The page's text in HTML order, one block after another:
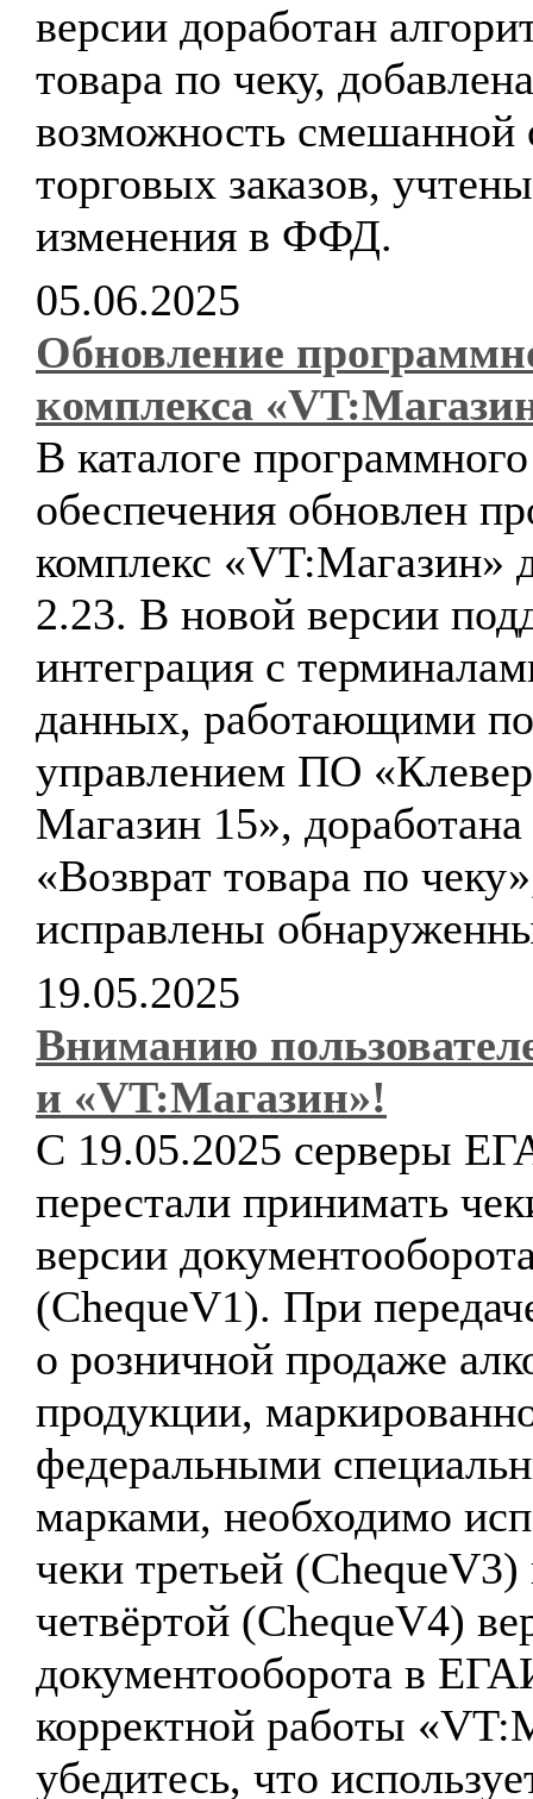
версии доработан
товара по чеку, добавлена
возможность смешанной
торговых заказов,
изменения в ФФД.
05.06.2025
Обновление
комплекса
В каталоге программного
обеспечения обновлен
комплекс «VT:Магазин»
2.23. В новой версии
интеграция с
данных, работающими
управлением ПО
Магазин 15»,
«Возврат товара по
исправлены
19.05.2025
Вниманию
и «VT:Магазин»!
С 19.05.2025 серверы
перестали принимать
версии
(ChequeV1). При
о розничной продаже
продукции,
федеральными
марками, необходимо
чеки третьей
четвёртой (ChequeV4)
документооборота в
корректной работы
убедитесь, что